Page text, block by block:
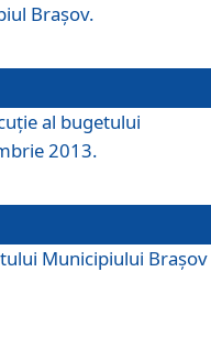
Braşov.
al bugetului
2013.
Municipiului Braşov